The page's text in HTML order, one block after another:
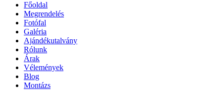
Főoldal
Megrendelés
Fotófal
Galéria
Ajándékutalvány
Rólunk
Árak
Vélemények
Blog
Montázs